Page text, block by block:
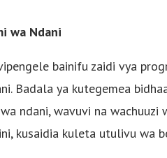
wa Ndani
bainifu zaidi vya
Badala ya kutegemea
ndani, wavuvi na
kusaidia kuleta utulivu wa